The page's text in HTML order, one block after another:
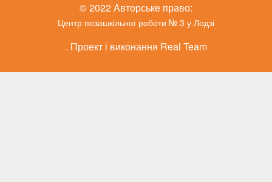
© 2022 Авторське право:
Центр позашкільної роботи № 3 у Лодзі
. Проект і виконання Real Team